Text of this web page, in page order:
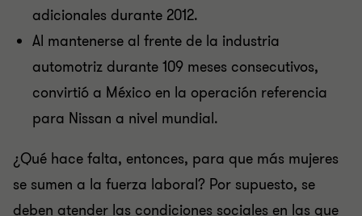
adicionales durante 2012.
Al mantenerse al frente de la industria
automotriz durante 109 meses consecutivos,
convirtió a México en la operación referencia
para Nissan a nivel mundial.
¿Qué hace falta, entonces, para que más mujeres
se sumen a la fuerza laboral? Por supuesto, se
deben atender las condiciones sociales en las que